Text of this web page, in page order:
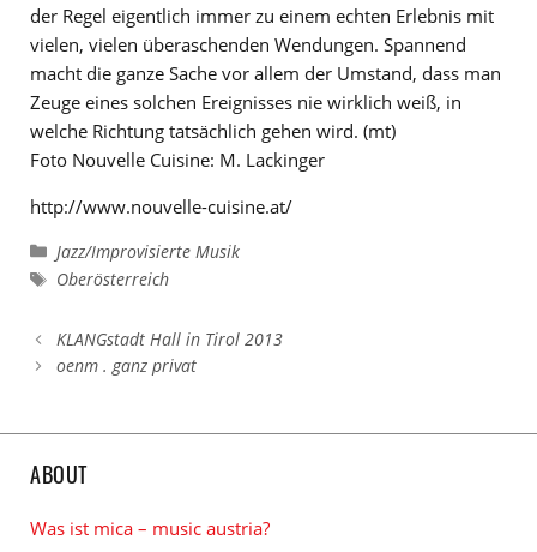
der Regel eigentlich immer zu einem echten Erlebnis mit
vielen, vielen überaschenden Wendungen. Spannend
macht die ganze Sache vor allem der Umstand, dass man
Zeuge eines solchen Ereignisses nie wirklich weiß, in
welche Richtung tatsächlich gehen wird. (mt)
Foto Nouvelle Cuisine: M. Lackinger
http://www.nouvelle-cuisine.at/
Kategorien
Jazz/Improvisierte Musik
Schlagwörter
Oberösterreich
KLANGstadt Hall in Tirol 2013
oenm . ganz privat
ABOUT
Was ist mica – music austria?